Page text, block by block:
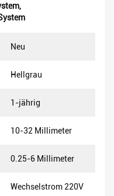
,
Neu
Hellgrau
1-jährig
10-32 Millimeter
0.25-6 Millimeter
Wechselstrom 220V